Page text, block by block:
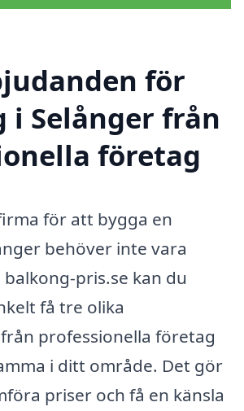
för
i Selånger från
företag
för att bygga en
behöver inte vara
pris.se kan du
få tre olika
professionella företag
i ditt område. Det gör
priser och få en känsla